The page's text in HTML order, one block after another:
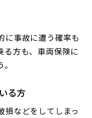
に事故に遭う確率も
る方も、車両保険に
る方
損などをしてしまっ